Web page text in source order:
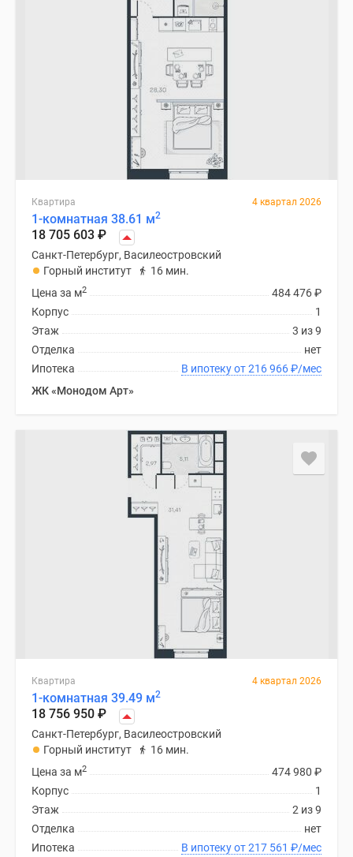
Квартира 4 квартал 2026
1-комнатная 38.61 м2
18 705 603 ₽
Санкт-Петербург, Василеостровский
Горный институт
16 мин.
484 476₽
Цена за м2
1
Корпус
3 из 9
Этаж
нет
Отделка
В ипотеку от 216 966₽/мес
Ипотека
ЖК «Монодом Арт»
Квартира 4 квартал 2026
1-комнатная 39.49 м2
18 756 950 ₽
Санкт-Петербург, Василеостровский
Горный институт
16 мин.
474 980 ₽
Цена за м2
1
Корпус
2 из 9
Этаж
нет
Отделка
В ипотеку от 217 561 ₽/мес
Ипотека